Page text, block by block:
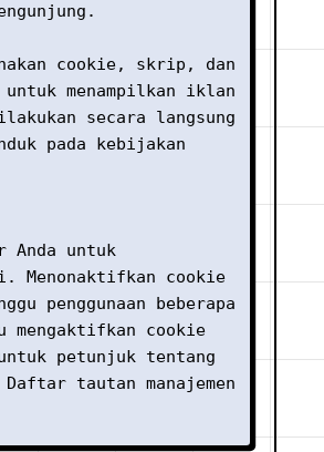
cookie, skrip, dan
menampilkan iklan
secara langsung
pada kebijakan
Anda untuk
Menonaktifkan cookie
penggunaan beberapa
mengaktifkan cookie
petunjuk tentang
tautan manajemen